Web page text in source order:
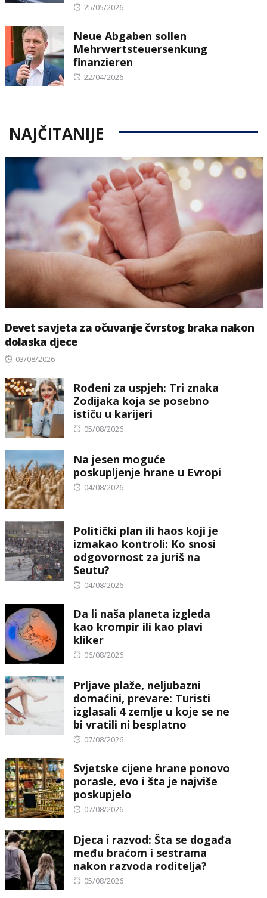
Posted
25/05/2026
Neue Abgaben sollen
Mehrwertsteuersenkung
finanzieren
Posted
22/04/2026
NAJČITANIJE
Devet savjeta za očuvanje čvrstog braka nakon
dolaska djece
Posted
03/08/2026
Rođeni za uspjeh: Tri znaka
Zodijaka koja se posebno
ističu u karijeri
Posted
05/08/2026
Na jesen moguće
poskupljenje hrane u Evropi
Posted
04/08/2026
Politički plan ili haos koji je
izmakao kontroli: Ko snosi
odgovornost za juriš na
Seutu?
Posted
04/08/2026
Da li naša planeta izgleda
kao krompir ili kao plavi
kliker
Posted
06/08/2026
Prljave plaže, neljubazni
domaćini, prevare: Turisti
izglasali 4 zemlje u koje se ne
bi vratili ni besplatno
Posted
07/08/2026
Svjetske cijene hrane ponovo
porasle, evo i šta je najviše
poskupjelo
Posted
07/08/2026
Djeca i razvod: Šta se događa
među braćom i sestrama
nakon razvoda roditelja?
Posted
05/08/2026